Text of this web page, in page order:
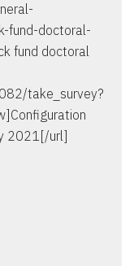
fund-doctoral-
fund doctoral
take_survey?
2021[/url]